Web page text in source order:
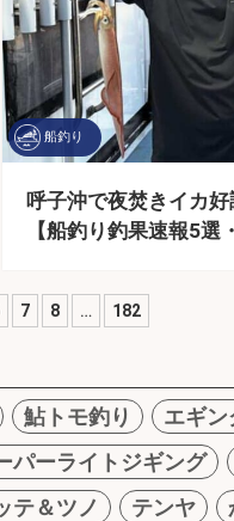
船釣り
呼子沖で夜焚きイカ
【船釣り釣果速報5選
7 8 … 182
鮎トモ釣り エギン
パーライトジギング
テ＆ツノ テンヤ